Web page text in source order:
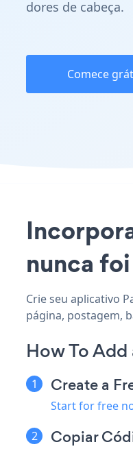
dores de cabeça.
Comece
nunca
Crie seu aplicativo
página, postagem,
How To
Create a
Start for free
Copiar